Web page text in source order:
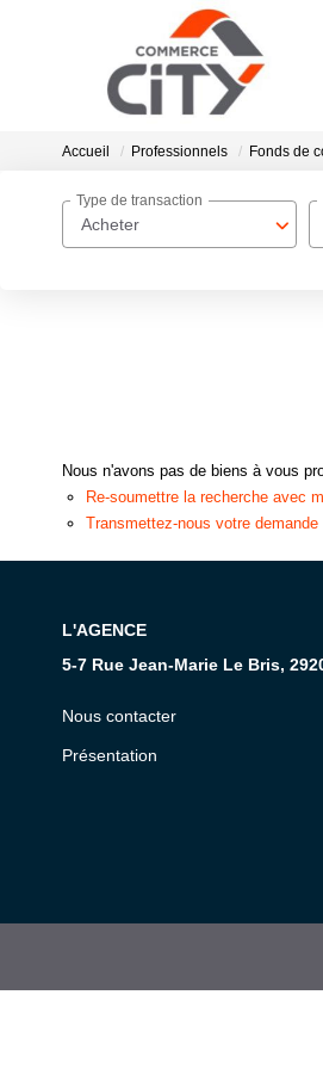
Accueil Professionnels Fonds de
Acheter
Type de transaction
Nous n'avons pas de biens à vous
Re-soumettre la recherche avec
Transmettez-nous votre demande
L'AGENCE
5-7 Rue Jean-Marie Le Bris,
Nous contacter
Présentation